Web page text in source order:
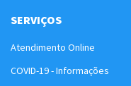
SERVIÇOS
Atendimento Online
COVID-19 - Informações